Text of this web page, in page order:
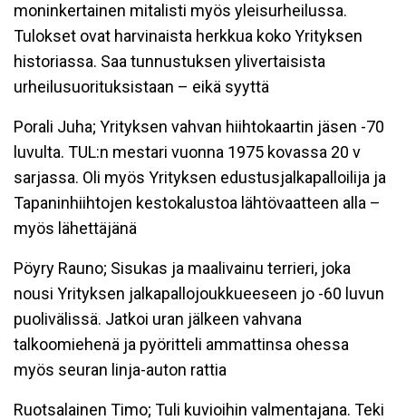
moninkertainen mitalisti myös yleisurheilussa.
Tulokset ovat harvinaista herkkua koko Yrityksen
historiassa. Saa tunnustuksen ylivertaisista
urheilusuorituksistaan – eikä syyttä
Porali Juha; Yrityksen vahvan hiihtokaartin jäsen -70
luvulta. TUL:n mestari vuonna 1975 kovassa 20 v
sarjassa. Oli myös Yrityksen edustusjalkapalloilija ja
Tapaninhiihtojen kestokalustoa lähtövaatteen alla –
myös lähettäjänä
Pöyry Rauno; Sisukas ja maalivainu terrieri, joka
nousi Yrityksen jalkapallojoukkueeseen jo -60 luvun
puolivälissä. Jatkoi uran jälkeen vahvana
talkoomiehenä ja pyöritteli ammattinsa ohessa
myös seuran linja-auton rattia
Ruotsalainen Timo; Tuli kuvioihin valmentajana. Teki